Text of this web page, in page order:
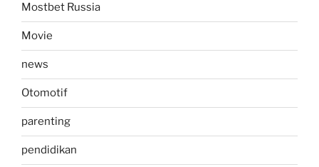
Mostbet Russia
Movie
news
Otomotif
parenting
pendidikan